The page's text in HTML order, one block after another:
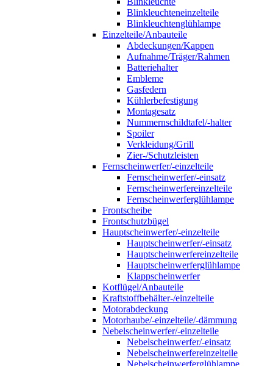
Blinkleuchteneinzelteile
Blinkleuchtenglühlampe
Einzelteile/Anbauteile
Abdeckungen/Kappen
Aufnahme/Träger/Rahmen
Batteriehalter
Embleme
Gasfedern
Kühlerbefestigung
Montagesatz
Nummernschildtafel/-halter
Spoiler
Verkleidung/Grill
Zier-/Schutzleisten
Fernscheinwerfer/-einzelteile
Fernscheinwerfer/-einsatz
Fernscheinwerfereinzelteile
Fernscheinwerferglühlampe
Frontscheibe
Frontschutzbügel
Hauptscheinwerfer/-einzelteile
Hauptscheinwerfer/-einsatz
Hauptscheinwerfereinzelteile
Hauptscheinwerferglühlampe
Klappscheinwerfer
Kotflügel/Anbauteile
Kraftstoffbehälter-/einzelteile
Motorabdeckung
Motorhaube/-einzelteile/-dämmung
Nebelscheinwerfer/-einzelteile
Nebelscheinwerfer/-einsatz
Nebelscheinwerfereinzelteile
Nebelscheinwerferglühlampe